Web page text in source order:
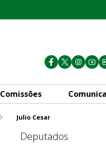
Comissões
Julio Cesar
Deputados